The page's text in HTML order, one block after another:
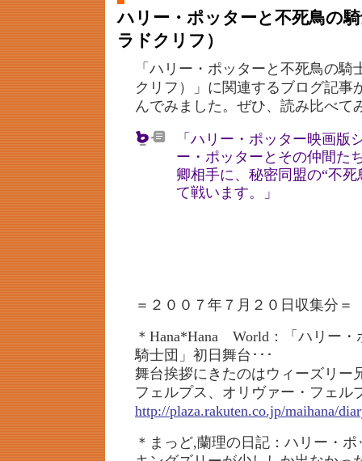
ハリー・ポッターと不死鳥の
ラドクリフ）
「ハリー・ポッターと不死鳥の
クリフ）」に関連するブログ記事
んでみました。ぜひ、読み比べて
「ハリー・ポッター映画版
ー・ポッターとその仲間た
卿相手に、秘密同盟の“不
て戦います。」
＝２００７年７月２０日収集分＝
＊Hana*Hana World：「ハリー
騎士団」初日舞台･･･
舞台挨拶にきたのはウィーズリー
フェルプス、オリヴァー・フェル
http://plaza.rakuten.co.jp/maihana/
＊まっど,蘭理の日記：ハリー・ポ